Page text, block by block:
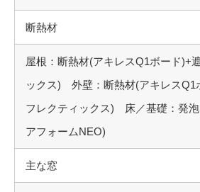
断熱材
屋根：断熱材(アキレスQ1ボード)+
ックス) 外壁：断熱材(アキレスQ1
フレクティックス) 床／基礎：発泡
アフォームNEO)
主な窓